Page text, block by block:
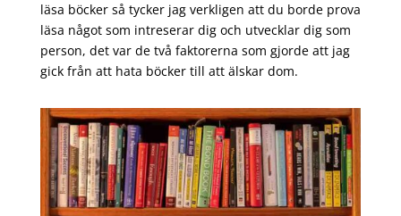
läsa böcker så tycker jag verkligen att du borde prova
läsa något som intreserar dig och utvecklar dig som
person, det var de två faktorerna som gjorde att jag
gick från att hata böcker till att älskar dom.